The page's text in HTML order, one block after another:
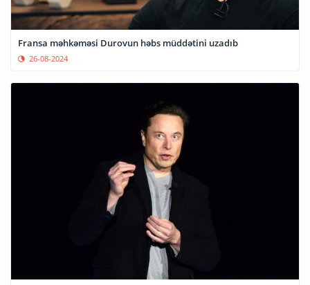
Fransa məhkəməsi Durovun həbs müddətini uzadıb
26-08-2024